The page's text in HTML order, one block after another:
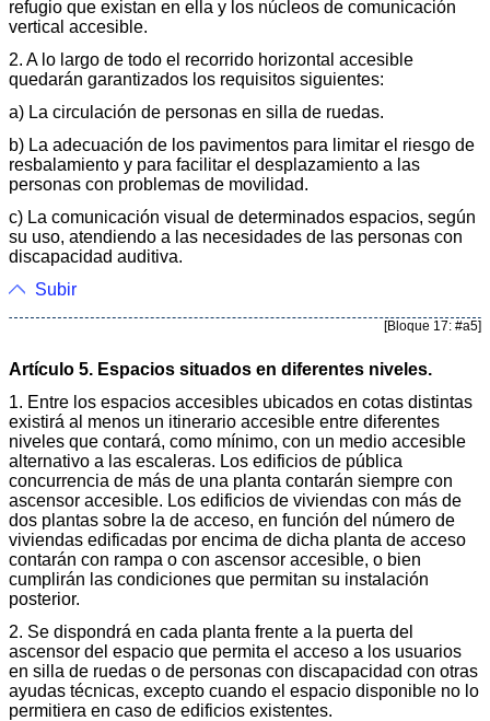
refugio que existan en ella y los núcleos de comunicación
vertical accesible.
2. A lo largo de todo el recorrido horizontal accesible
quedarán garantizados los requisitos siguientes:
a) La circulación de personas en silla de ruedas.
b) La adecuación de los pavimentos para limitar el riesgo de
resbalamiento y para facilitar el desplazamiento a las
personas con problemas de movilidad.
c) La comunicación visual de determinados espacios, según
su uso, atendiendo a las necesidades de las personas con
discapacidad auditiva.
Subir
[Bloque 17: #a5]
Artículo 5. Espacios situados en diferentes niveles.
1. Entre los espacios accesibles ubicados en cotas distintas
existirá al menos un itinerario accesible entre diferentes
niveles que contará, como mínimo, con un medio accesible
alternativo a las escaleras. Los edificios de pública
concurrencia de más de una planta contarán siempre con
ascensor accesible. Los edificios de viviendas con más de
dos plantas sobre la de acceso, en función del número de
viviendas edificadas por encima de dicha planta de acceso
contarán con rampa o con ascensor accesible, o bien
cumplirán las condiciones que permitan su instalación
posterior.
2. Se dispondrá en cada planta frente a la puerta del
ascensor del espacio que permita el acceso a los usuarios
en silla de ruedas o de personas con discapacidad con otras
ayudas técnicas, excepto cuando el espacio disponible no lo
permitiera en caso de edificios existentes.